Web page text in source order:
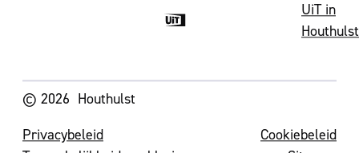
UiT in
Houthulst
© 2026 Houthulst
Privacybeleid
Cookiebeleid